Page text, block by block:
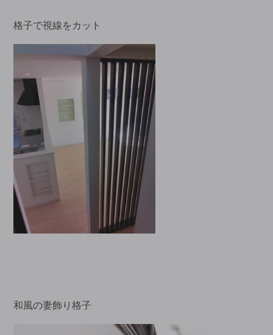
格子で視線をカット
和風の妻飾り格子